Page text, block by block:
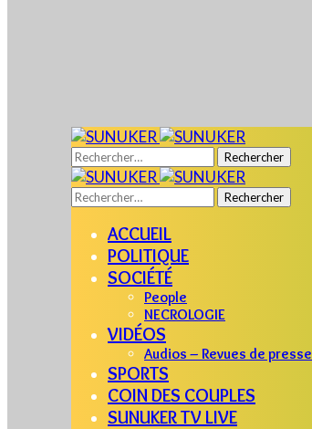
Rechercher :
Rechercher :
ACCUEIL
POLITIQUE
SOCIÉTÉ
People
NECROLOGIE
VIDÉOS
Audios – Revues de presse
SPORTS
COIN DES COUPLES
SUNUKER TV LIVE